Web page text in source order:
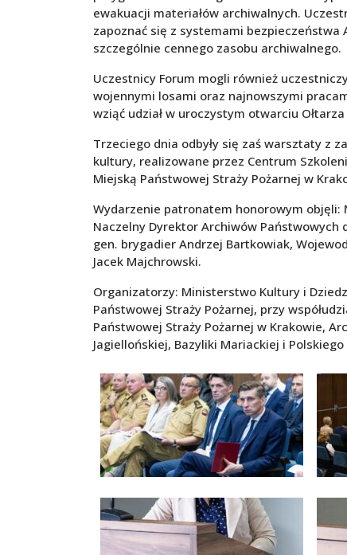
ewakuacji materiałów archiwalnych.
zapoznać się z systemami
szczególnie cennego zasobu archiwalnego.
Uczestnicy Forum mogli również
wojennymi losami oraz najnowszymi
wziąć udział w uroczystym otwarciu
Trzeciego dnia odbyły się zaś warsztaty z
kultury, realizowane przez Centrum
Miejską Państwowej Straży Pożarnej w
Wydarzenie patronatem honorowym objęli:
Naczelny Dyrektor Archiwów Państwowych
gen. brygadier Andrzej Bartkowiak,
Jacek Majchrowski.
Organizatorzy: Ministerstwo Kultury i
Państwowej Straży Pożarnej, przy
Państwowej Straży Pożarnej w Krakowie,
Jagiellońskiej, Bazyliki Mariackiej i